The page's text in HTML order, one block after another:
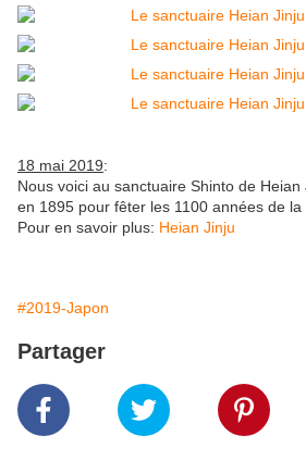
18 mai 2019:
Nous voici au sanctuaire Shinto de
en 1895 pour fêter les 1100 années de la
Pour en savoir plus: Heian Jinju
#2019-Japon
Partager